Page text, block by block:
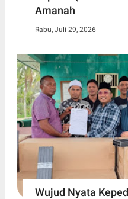
Amanah
Rabu, Juli 29, 2026
Wujud Nyata